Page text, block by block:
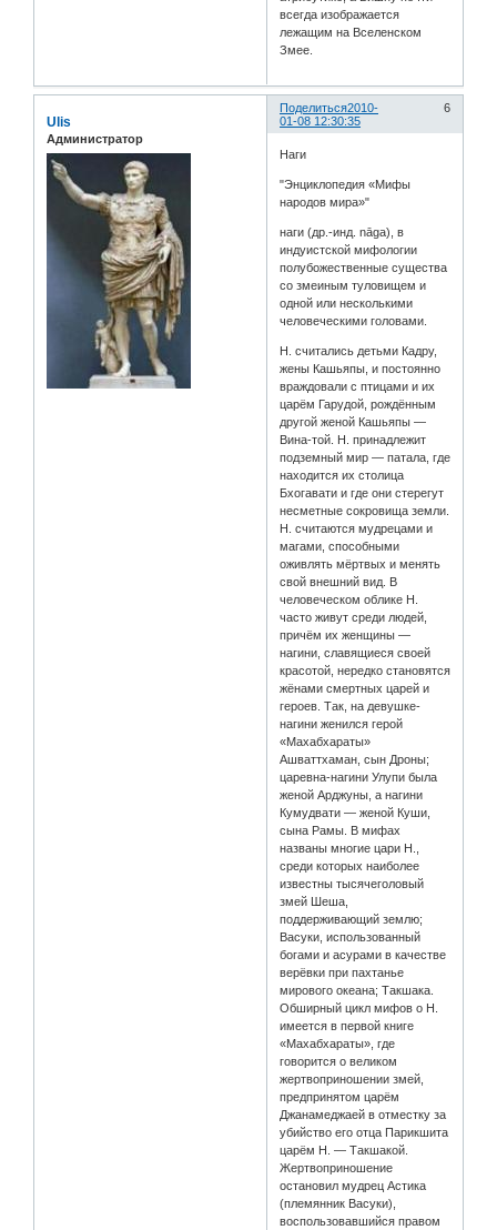
всегда изображается
лежащим на Вселенском
Змее.
Поделиться 6
2010-
01-08 12:30:35
Ulis
Администратор
Наги
"Энциклопедия «Мифы
народов мира»"
наги (др.-инд. nāga), в
индуистской мифологии
полубожественные существа
со змеиным туловищем и
одной или несколькими
человеческими головами.
Н. считались детьми Кадру,
жены Кашьяпы, и постоянно
враждовали с птицами и их
царём Гарудой, рождённым
другой женой Кашьяпы —
Вина-той. Н. принадлежит
подземный мир — патала, где
находится их столица
Бхогавати и где они стерегут
несметные сокровища земли.
Н. считаются мудрецами и
магами, способными
оживлять мёртвых и менять
свой внешний вид. В
человеческом облике Н.
часто живут среди людей,
причём их женщины —
нагини, славящиеся своей
красотой, нередко становятся
жёнами смертных царей и
героев. Так, на девушке-
нагини женился герой
«Махабхараты»
Ашваттхаман, сын Дроны;
царевна-нагини Улупи была
женой Арджуны, а нагини
Кумудвати — женой Куши,
сына Рамы. В мифах
названы многие цари Н.,
среди которых наиболее
известны тысячеголовый
змей Шеша,
поддерживающий землю;
Васуки, использованный
богами и асурами в качестве
верёвки при пахтанье
мирового океана; Такшака.
Обширный цикл мифов о Н.
имеется в первой книге
«Махабхараты», где
говорится о великом
жертвоприношении змей,
предпринятом царём
Джанамеджаей в отместку за
убийство его отца Парикшита
царём Н. — Такшакой.
Жертвоприношение
остановил мудрец Астика
(племянник Васуки),
воспользовавшийся правом